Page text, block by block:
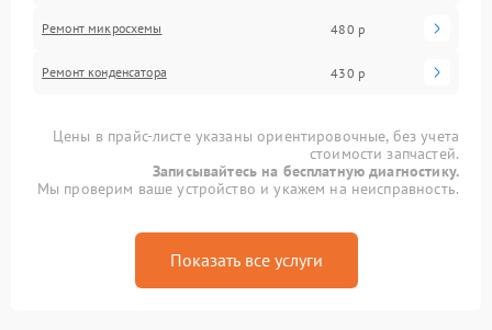
Ремонт микросхемы 480 р
Ремонт конденсатора 430 р
Цены в прайс-листе указаны ориентировочные, без учета
стоимости запчастей.
Записывайтесь на бесплатную диагностику.
Мы проверим ваше устройство и укажем на неисправность.
Показать все услуги